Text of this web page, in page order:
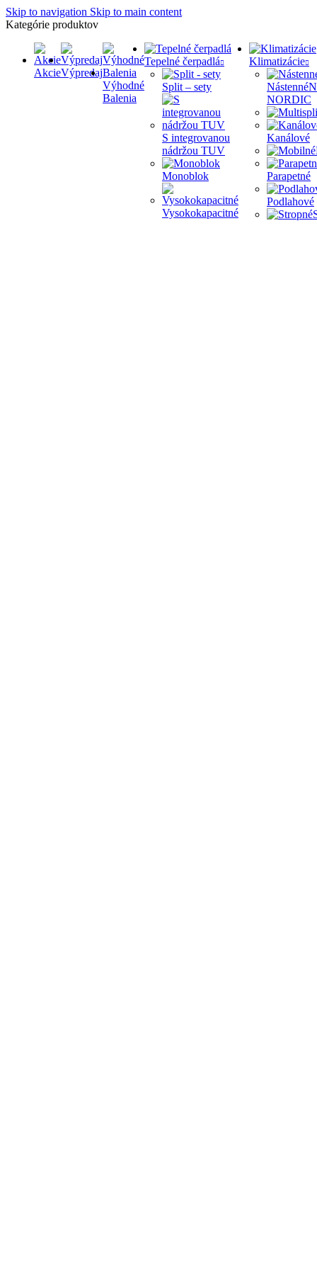
Skip to navigation Skip to main content
Kategórie produktov
AkcieVýpredaj
Výhodné
Balenia
Tepelné čerpadlá
Split – sety
S integrovanou
nádržou TUV
Monoblok
Vysokokapacitné
Klimatizácie
Nástenné
NORDIC
Kanálové
Parapetné
Podlahové